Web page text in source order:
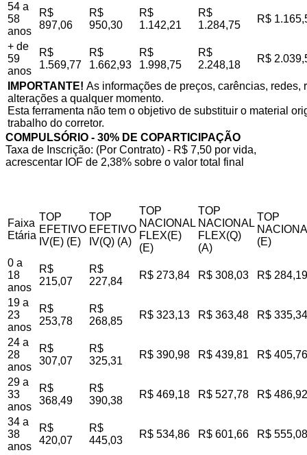
54 a
58
anos
R$
897,06
R$
950,30
R$
1.142,21
R$
1.284,75
R$
+ de
59
anos
R$
1.569,77
R$
1.662,93
R$
1.998,75
R$
2.248,18
R$
IMPORTANTE! As informações de preços, carências,
alterações a qualquer momento.
Esta ferramenta não tem o objetivo de substituir o material
trabalho do corretor.
COMPULSÓRIO - 30% DE COPARTICIPAÇÃO
Taxa de Inscrição: (Por Contrato) - R$ 7,50 por vida,
acrescentar IOF de 2,38% sobre o valor total final
Faixa
Etária
TOP
EFETIVO
IV(E) (E)
TOP
EFETIVO
IV(Q) (A)
TOP
NACIONAL
FLEX(E)
(E)
TOP
NACIONAL
FLEX(Q)
(A)
TOP
(E)
0 a
18
anos
R$
215,07
R$
227,84
R$ 273,84 R$ 308,03 R$ 284,19
19 a
23
anos
R$
253,78
R$
268,85
R$ 323,13 R$ 363,48 R$ 335,34
24 a
28
anos
R$
307,07
R$
325,31
R$ 390,98 R$ 439,81 R$ 405,76
29 a
33
anos
R$
368,49
R$
390,38
R$ 469,18 R$ 527,78 R$ 486,92
34 a
38
anos
R$
420,07
R$
445,03
R$ 534,86 R$ 601,66 R$ 555,08